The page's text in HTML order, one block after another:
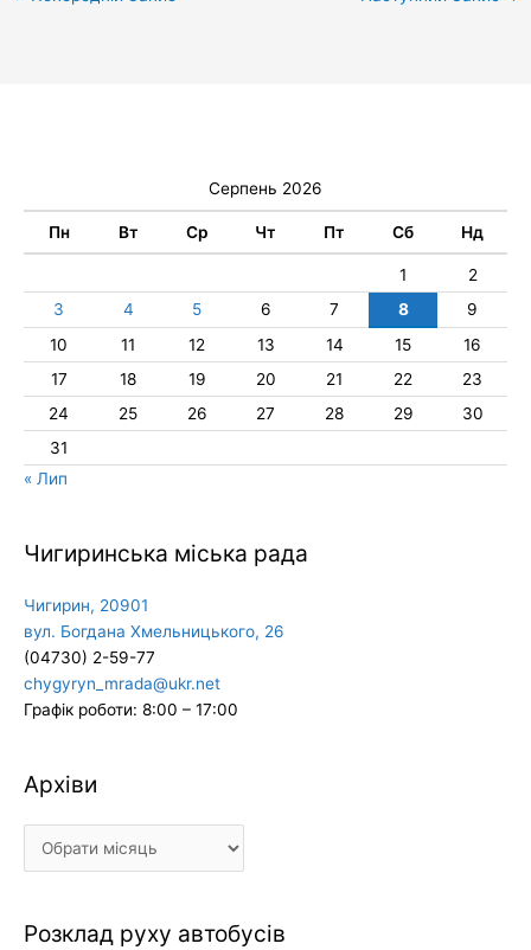
Серпень 2026
Пн Вт Ср Чт Пт Сб Нд
1
2
3
4 5 6 7 8
9
10
11 12 13 14 15
16
17
18 19 20 21 22
23
24
25 26 27 28 29
30
31
« Лип
Чигиринська міська рада
Чигирин, 20901
вул. Богдана Хмельницького, 26
(04730) 2-59-77
chygyryn_mrada@ukr.net
Графік роботи: 8:00 – 17:00
Архіви
Архіви
Розклад руху автобусів